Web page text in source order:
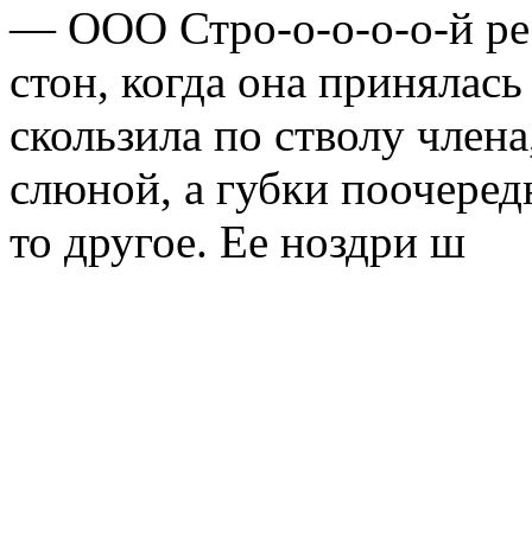
— ООО Стро-о-о-о-о-й
стон, когда она
скользила по стволу
слюной, а губки
то другое. Ее ноздри ш